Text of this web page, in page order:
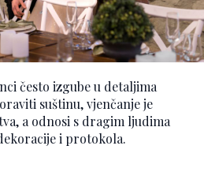
često izgube u detaljima
suštinu, vjenčanje je
a odnosi s dragim ljudima
i protokola.